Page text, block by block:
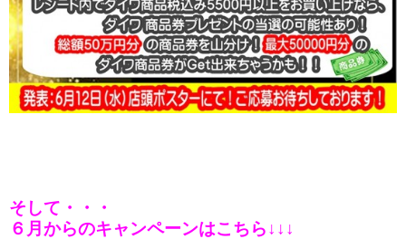
そして・・・
６月からのキャンペーンはこちら↓↓↓